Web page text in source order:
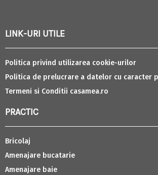
LINK-URI UTILE
Politica privind utilizarea cookie-urilor
Politica de prelucrare a datelor cu caracter
Termeni si Conditii casamea.ro
PRACTIC
Bricolaj
Amenajare bucatarie
Amenajare baie